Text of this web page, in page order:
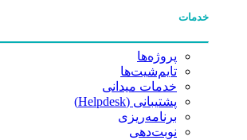
خدمات
پروژه‌ها
تایم‌شیت‌ها
خدمات میدانی
پشتیبانی (Helpdesk)
برنامه‌ریزی
نوبت‌دهی